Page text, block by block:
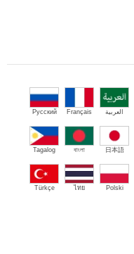
العربية Français
Русский
日本語
বাংলা
Tagalog
Polski
ไทย
Türkçe